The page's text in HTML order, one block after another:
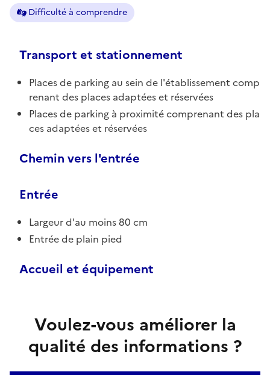
Difficulté à comprendre
Transport et stationnement
Places de parking au sein de l'établissement comp
renant des places adaptées et réservées
Places de parking à proximité comprenant des pla
ces adaptées et réservées
Chemin vers l'entrée
Entrée
Largeur d'au moins 80 cm
Entrée de plain pied
Accueil et équipement
Voulez-vous améliorer la
qualité des informations ?